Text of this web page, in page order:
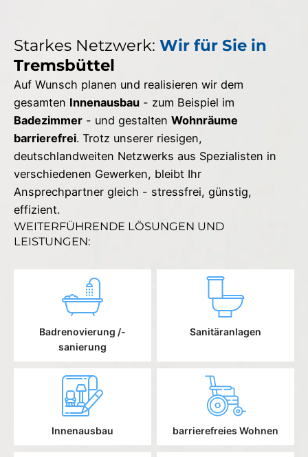
Starkes Netzwerk: Wir für Sie in
Tremsbüttel
Auf Wunsch planen und realisieren wir dem
gesamten Innenausbau - zum Beispiel im
Badezimmer - und gestalten Wohnräume
barrierefrei. Trotz unserer riesigen,
deutschlandweiten Netzwerks aus Spezialisten in
verschiedenen Gewerken, bleibt Ihr
Ansprechpartner gleich - stressfrei, günstig,
effizient.
WEITERFÜHRENDE LÖSUNGEN UND
LEISTUNGEN:
Badrenovierung /-
sanierung
Sanitäranlagen
Innenausbau barrierefreies Wohnen